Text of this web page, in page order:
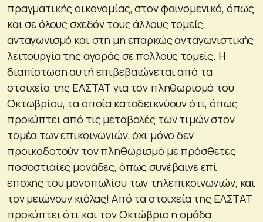
πραγματικής οικονομίας, στον φαινομενικό, όπως
και σε όλους σχεδόν τους άλλους τομείς,
ανταγωνισμό και στη μη επαρκώς ανταγωνιστικής
λειτουργία της αγοράς σε πολλούς τομείς. Η
διαπίστωση αυτή επιβεβαιώνεται από τα
στοιχεία της ΕΛΣΤΑΤ για τον πληθωρισμό του
Οκτωβρίου, τα οποία καταδεικνύουν ότι, όπως
προκύπτει από τις μεταβολές των τιμών στον
τομέα των επικοινωνιών, όχι μόνο δεν
προικοδοτούν τον πληθωρισμό με πρόσθετες
ποσοστιαίες μονάδες, όπως συνέβαινε επί
εποχής του μονοπωλίου των τηλεπικοινωνιών, και
τον μειώνουν κιόλας! Από τα στοιχεία της ΕΛΣΤΑΤ
προκύπτει ότι και τον Οκτώβριο η ομάδα